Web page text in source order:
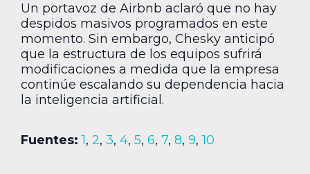
Un portavoz de Airbnb aclaró que no hay
despidos masivos programados en este
momento. Sin embargo, Chesky anticipó
que la estructura de los equipos sufrirá
modificaciones a medida que la empresa
continúe escalando su dependencia hacia
la inteligencia artificial.
Fuentes: 1, 2, 3, 4, 5, 6, 7, 8, 9,10